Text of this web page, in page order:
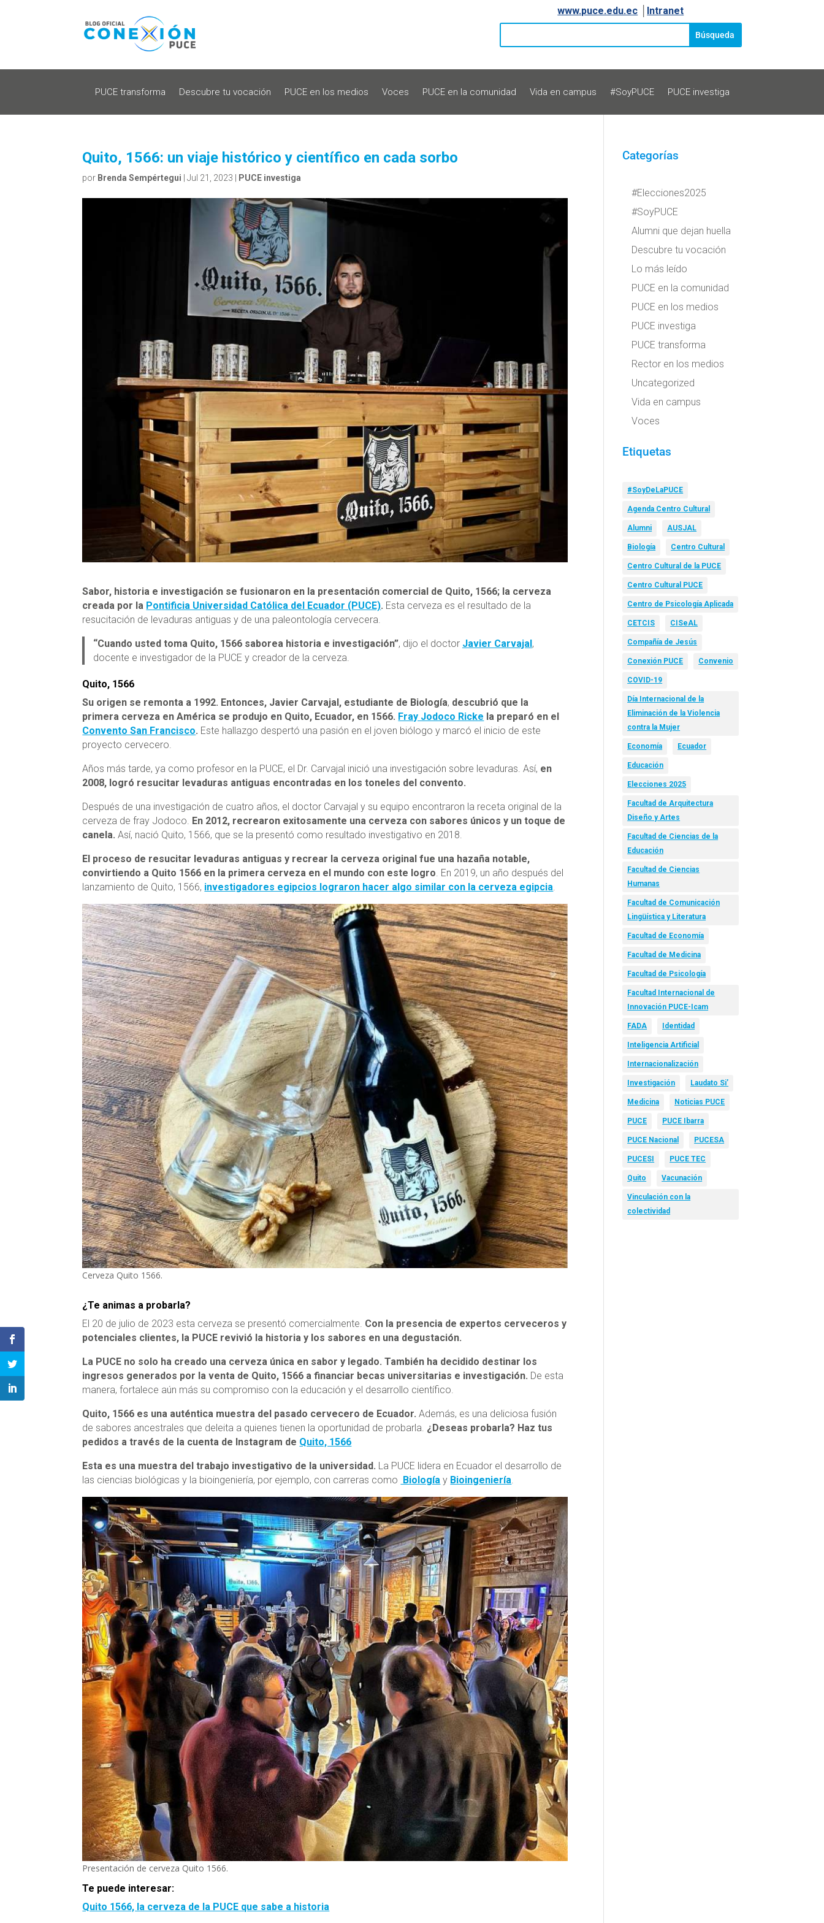
www.puce.edu.ec Intranet
PUCE transforma Descubre tu vocación PUCE en los medios Voces PUCE en la comunidad Vida en campus #SoyPUCE PUCE investiga
Quito, 1566: un viaje histórico y científico en cada sorbo
por Brenda Sempértegui |Jul 21, 2023 PUCE investiga
Sabor, historia e investigación se fusionaron en la presentación comercial de Quito, 1566; la cerveza
creada por la Pontificia Universidad Católica del Ecuador (PUCE). Esta cerveza es el resultado de la
resucitación de levaduras antiguas y de una paleontología cervecera.
“Cuando usted toma Quito, 1566 saborea historia e investigación”, dijo el doctor Javier Carvajal,
docente e investigador de la PUCE y creador de la cerveza.
Quito, 1566
Su origen se remonta a 1992. Entonces, Javier Carvajal, estudiante de Biología, descubrió que la
primera cerveza en América se produjo en Quito, Ecuador, en 1566. Fray Jodoco Ricke la preparó en el
Convento San Francisco. Este hallazgo despertó una pasión en el joven biólogo y marcó el inicio de este
proyecto cervecero.
Años más tarde, ya como profesor en la PUCE, el Dr. Carvajal inició una investigación sobre levaduras. Así, en
2008, logró resucitar levaduras antiguas encontradas en los toneles del convento.
Después de una investigación de cuatro años, el doctor Carvajal y su equipo encontraron la receta original de la
cerveza de fray Jodoco. En 2012, recrearon exitosamente una cerveza con sabores únicos y un toque de
canela. Así, nació Quito, 1566, que se la presentó como resultado investigativo en 2018.
El proceso de resucitar levaduras antiguas y recrear la cerveza original fue una hazaña notable,
convirtiendo a Quito 1566 en la primera cerveza en el mundo con este logro. En 2019, un año después del
lanzamiento de Quito, 1566, investigadores egipcios lograron hacer algo similar con la cerveza egipcia.
Cerveza Quito 1566.
¿Te animas a probarla?
El 20 de julio de 2023 esta cerveza se presentó comercialmente. Con la presencia de expertos cerveceros y
potenciales clientes, la PUCE revivió la historia y los sabores en una degustación.
La PUCE no solo ha creado una cerveza única en sabor y legado. También ha decidido destinar los
ingresos generados por la venta de Quito, 1566 a financiar becas universitarias e investigación. De esta
manera, fortalece aún más su compromiso con la educación y el desarrollo científico.
Quito, 1566 es una auténtica muestra del pasado cervecero de Ecuador. Además, es una deliciosa fusión
de sabores ancestrales que deleita a quienes tienen la oportunidad de probarla. ¿Deseas probarla? Haz tus
pedidos a través de la cuenta de Instagram de Quito, 1566
Esta es una muestra del trabajo investigativo de la universidad. La PUCE lidera en Ecuador el desarrollo de
las ciencias biológicas y la bioingeniería, por ejemplo, con carreras como Biología y Bioingeniería.
Presentación de cerveza Quito 1566.
Te puede interesar:
Quito 1566, la cerveza de la PUCE que sabe a historia
Categorías
#Elecciones2025
#SoyPUCE
Alumni que dejan huella
Descubre tu vocación
Lo más leído
PUCE en la comunidad
PUCE en los medios
PUCE investiga
PUCE transforma
Rector en los medios
Uncategorized
Vida en campus
Voces
Etiquetas
#SoyDeLaPUCE
Agenda Centro Cultural
Alumni AUSJAL
Biología Centro Cultural
Centro Cultural de la PUCE
Centro Cultural PUCE
Centro de Psicología Aplicada
CETCIS CISeAL
Compañía de Jesús
Conexión PUCE Convenio
COVID-19
Día Internacional de la
Eliminación de la Violencia
contra la Mujer
Economía Ecuador
Educación
Elecciones 2025
Facultad de Arquitectura
Diseño y Artes
Facultad de Ciencias de la
Educación
Facultad de Ciencias
Humanas
Facultad de Comunicación
Lingüística y Literatura
Facultad de Economía
Facultad de Medicina
Facultad de Psicología
Facultad Internacional de
Innovación PUCE-Icam
FADA Identidad
Inteligencia Artificial
Internacionalización
Investigación Laudato Si’
Medicina Noticias PUCE
PUCE PUCE Ibarra
PUCE Nacional PUCESA
PUCESI PUCE TEC
Quito Vacunación
Vinculación con la
colectividad